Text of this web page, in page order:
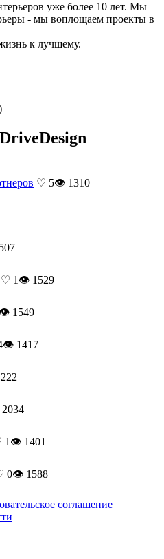
уже более 10 лет. Мы
- мы воплощаем проекты в
к лучшему.
♡ 5👁 1310
♡ 1 👁 1529
👁 1549
👁 1417
1 👁 1401
0👁 1588
соглашение